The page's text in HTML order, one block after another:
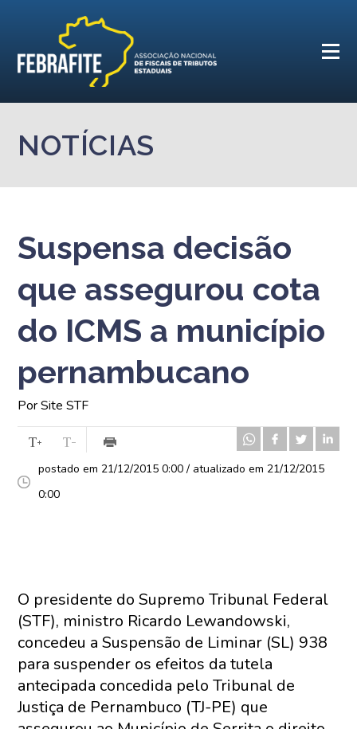
NOTÍCIAS
Suspensa decisão
que assegurou cota
do ICMS a município
pernambucano
Por Site STF
postado em 21/12/2015 0:00 / atualizado em 21/12/2015
0:00
O presidente do Supremo Tribunal Federal
(STF), ministro Ricardo Lewandowski,
concedeu a Suspensão de Liminar (SL) 938
para suspender os efeitos da tutela
antecipada concedida pelo Tribunal de
Justiça de Pernambuco (TJ-PE) que